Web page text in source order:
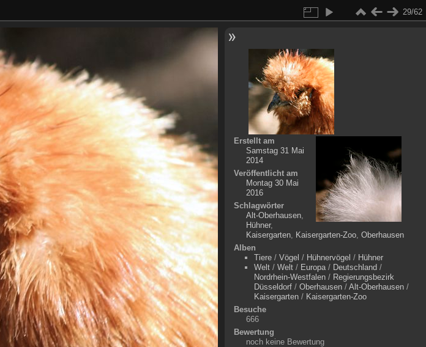
29/62
Erstellt am
Samstag 31 Mai
2014
Veröffentlicht am
Montag 30 Mai
2016
Schlagwörter
Alt-Oberhausen,
Hühner,
Kaisergarten, Kaisergarten-Zoo, Oberhausen
Alben
Tiere/ Vögel / Hühnervögel / Hühner
Welt/ Welt/ Europa/ Deutschland /
Nordrhein-Westfalen/ Regierungsbezirk
Düsseldorf/ Oberhausen/ Alt-Oberhausen/
Kaisergarten/ Kaisergarten-Zoo
Besuche
666
Bewertung
noch keine Bewertung